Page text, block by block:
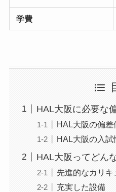
学費
HAL大阪に必要な
HAL大阪の偏差
HAL大阪の入試
HAL大阪ってどん
先進的なカリキ
充実した設備